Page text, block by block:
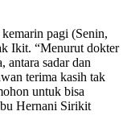
pagi (Senin,
Ikit. “Menurut dokter
antara sadar dan
terima kasih tak
untuk bisa
Hernani Sirikit